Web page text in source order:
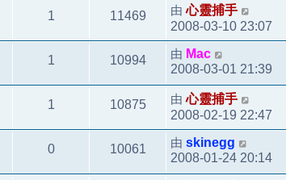
1 11469 由心靈捕手
2008-03-10 23:07
1 10994 由 Mac
2008-03-01 21:39
1 10875 由心靈捕手
2008-02-19 22:47
0 10061 由 skinegg
2008-01-24 20:14